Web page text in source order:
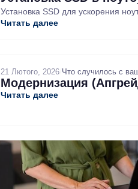
Установка SSD для ускорения
Читать далее
21 Лютого, 2026/ Что случилось с
Модернизация
Читать далее